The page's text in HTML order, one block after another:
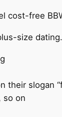
cost-free
size
their slogan
so on